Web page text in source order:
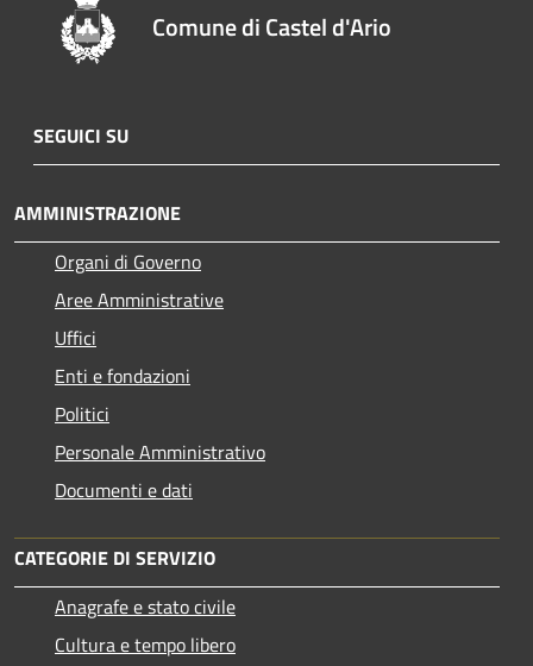
Comune di Castel d'Ario
SEGUICI SU
AMMINISTRAZIONE
Organi di Governo
Aree Amministrative
Uffici
Enti e fondazioni
Politici
Personale Amministrativo
Documenti e dati
CATEGORIE DI SERVIZIO
Anagrafe e stato civile
Cultura e tempo libero